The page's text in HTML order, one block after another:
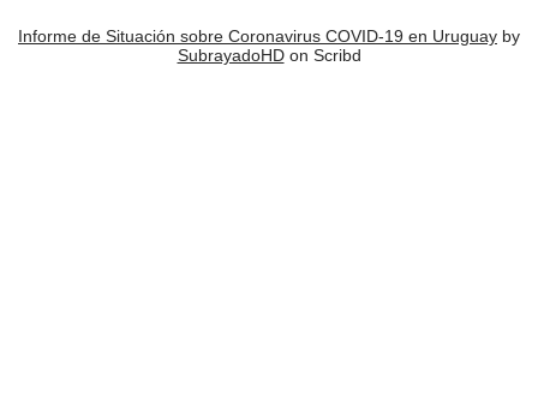
Informe de Situación sobre Coronavirus COVID-19 en Uruguay by
SubrayadoHDon Scribd